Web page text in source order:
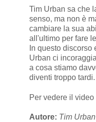
Tim Urban sa che
senso, ma non è
cambiare la sua
all'ultimo per fare
In questo
Urban ci
a cosa stiamo
diventi troppo tardi.
Per vedere il
Autore: Tim